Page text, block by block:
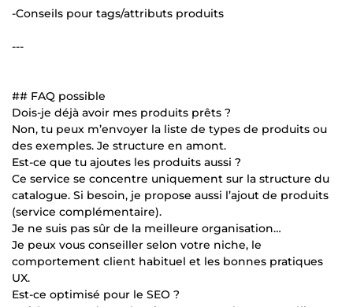
-Conseils pour tags/attributs produits
---
## FAQ possible
Dois-je déjà avoir mes produits prêts ?
Non, tu peux m’envoyer la liste de types de produits ou
des exemples. Je structure en amont.
Est-ce que tu ajoutes les produits aussi ?
Ce service se concentre uniquement sur la structure du
catalogue. Si besoin, je propose aussi l’ajout de produits
(service complémentaire).
Je ne suis pas sûr de la meilleure organisation…
Je peux vous conseiller selon votre niche, le
comportement client habituel et les bonnes pratiques
UX.
Est-ce optimisé pour le SEO ?